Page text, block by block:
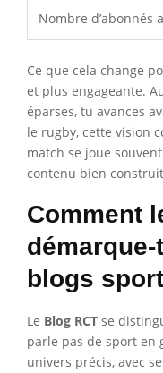
Nombre d’abonnés
Ce que cela change
et plus engageante.
éparses, tu avances
le rugby, cette vision
match se joue
contenu bien
Comment
blogs
Le Blog RCT se
parle pas de sport en
univers précis, avec